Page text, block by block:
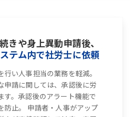
きや身上異動申請後、
テム内で社労士に依頼
い人事担当の業務を軽減。
申請に関しては、承認後に労
す。承認後のアラート機能で
防止。 申請者・人事がアップ